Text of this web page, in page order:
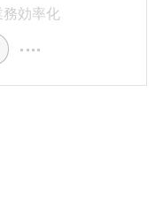
務効率化